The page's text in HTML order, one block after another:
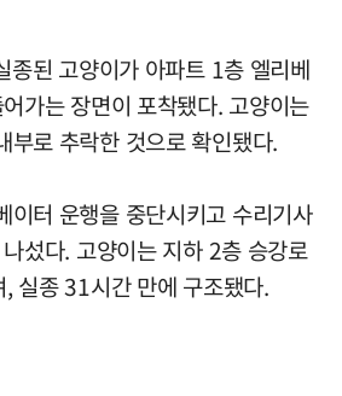
종된 고양이가 아파트 1층 엘리베
가는 장면이 포착됐다. 고양이는
부로 추락한 것으로 확인됐다.
이터 운행을 중단시키고 수리기사
섰다. 고양이는 지하 2층 승강로
실종 31시간 만에 구조됐다.